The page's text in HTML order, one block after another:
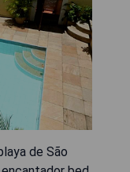
de São